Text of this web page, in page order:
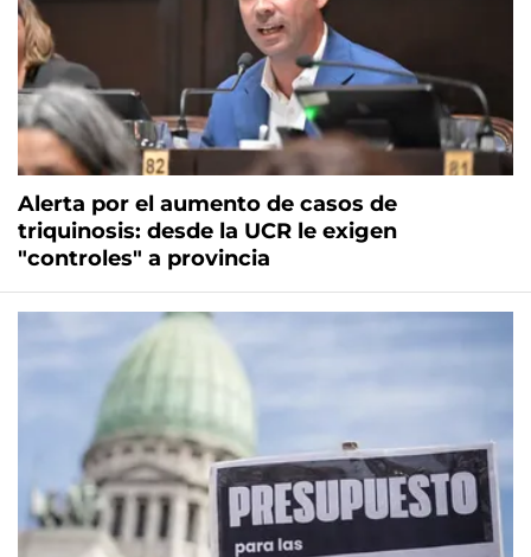
Alerta por el aumento de casos de
triquinosis: desde la UCR le exigen
"controles" a provincia